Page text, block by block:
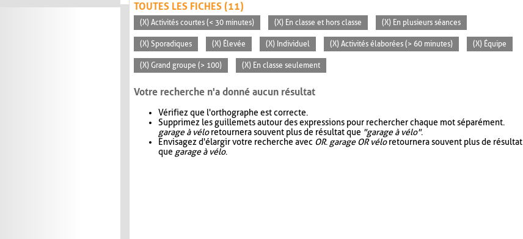
TOUTES LES FICHES (11)
(X) Activités courtes (< 30 minutes) (X) En classe et hors classe (X) En plusieurs séances
(X) Sporadiques (X) Élevée (X) Individuel (X) Activités élaborées (> 60 minutes) (X) Équipe
(X) Grand groupe (> 100) (X) En classe seulement
Votre recherche n'a donné aucun résultat
Vérifiez que l'orthographe est correcte.
Supprimez les guillemets autour des expressions pour rechercher chaque mot séparément.
garage à véloretournera souvent plus de résultat que "garage à vélo".
Envisagez d'élargir votre recherche avec OR. garage OR véloretournera souvent plus de résultat
que garage à vélo.